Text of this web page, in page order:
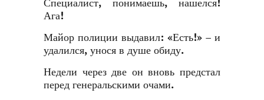
Специалист, понимаешь, нашелся!
Ага!
Майор полиции выдавил: «Есть!» – и
удалился, унося в душе обиду.
Недели через две он вновь предстал
перед генеральскими очами.